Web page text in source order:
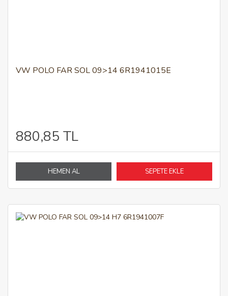
VW POLO FAR SOL 09>14 6R1941015E
880,85 TL
HEMEN AL SEPETE EKLE